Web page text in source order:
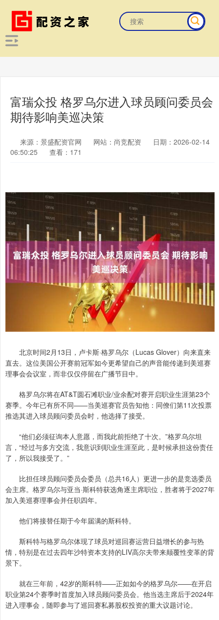
富瑞众投 格罗乌尔进入球员顾问委员会
期待影响美巡决策
来源：景盛配资官网 网站：尚竞配资
日期：2026-02-14
06:50:25
查看：171
北京时间2月13日，卢卡斯·格罗乌尔（Lucas Glover）向来直来
直去。这位美国公开赛前冠军如今更希望自己的声音能传递到美巡赛
理事会会议室，而非仅仅停留在广播节目中。
格罗乌尔将在AT&T圆石滩职业/业余配对赛开启职业生涯第23个
赛季。今年已有所不同——当美巡赛官员告知他：同僚们第11次投票
推选其进入球员顾问委员会时，他选择了接受。
“他们必须征询本人意愿，而我此前拒绝了十次。”格罗乌尔坦
言，“经过与多方交流，我意识到职业生涯至此，是时候承担这份责任
了，所以我接受了。”
比担任球员顾问委员会委员（总共16人）更进一步的是竞选委员
会主席。格罗乌尔与亚当·斯科特获选角逐主席职位，胜者将于2027年
加入美巡赛理事会并任职四年。
他们将接替任期于今年届满的斯科特。
斯科特与格罗乌尔体现了球员对巡回赛运营日益增长的参与热
情，特别是在过去四年沙特资本支持的LIV高尔夫带来颠覆性变革的背
景下。
就在三年前，42岁的斯科特——正如如今的格罗乌尔——在开启
职业第24个赛季时首度加入球员顾问委员会。他当选主席后于2024年
进入理事会，随即参与了巡回赛私募股权投资的重大议题讨论。